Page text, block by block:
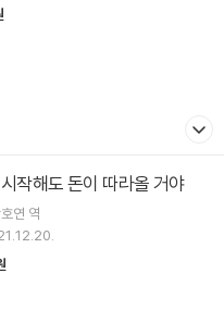
작해도 돈이 따라올 거야
연 역